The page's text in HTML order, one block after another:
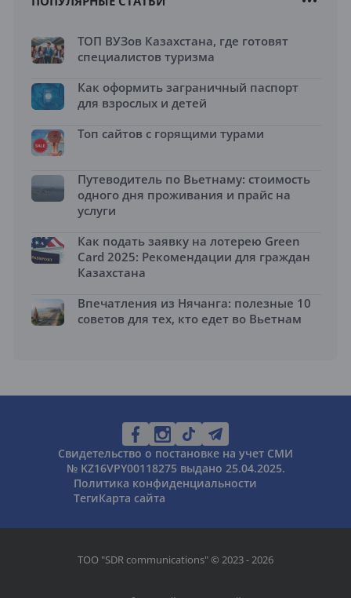
ТОП ВУЗов Казахстана, где готовят
специалистов туризма
Как оформить заграничный паспорт
для взрослых и детей
Топ сайтов с горящими турами
Путеводитель по Вьетнаму: стоимость
одного дня проживания и прайс на
услуги
Как подать заявку на лотерею Green
Card 2025: Рекомендации для граждан
Казахстана
Впечатления из Нячанга: полезные 10
советов для тех, кто едет во Вьетнам
Свидетельство о постановке на учет СМИ
№ KZ16VPY00118275 выдано 25.04.2025.
Политика конфиденциальности
ТегиКарта сайта
ТОО "SDR communications" © 2023 - 2026